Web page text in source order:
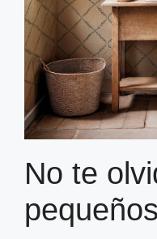
No te